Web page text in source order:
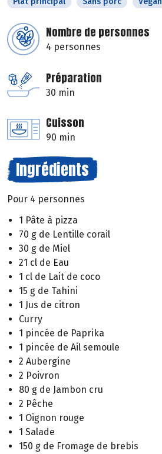
Nombre de personnes
4 personnes
Préparation
30 min
Cuisson
90 min
Ingrédients
Pour 4 personnes
1 Pâte à pizza
70 g de Lentille corail
30 g de Miel
21 cl de Eau
1 cl de Lait de coco
15 g de Tahini
1 Jus de citron
Curry
1 pincée de Paprika
1 pincée de Ail semoule
2 Aubergine
2 Poivron
80 g de Jambon cru
2 Pêche
1 Oignon rouge
1 Salade
150 g de Fromage de brebis